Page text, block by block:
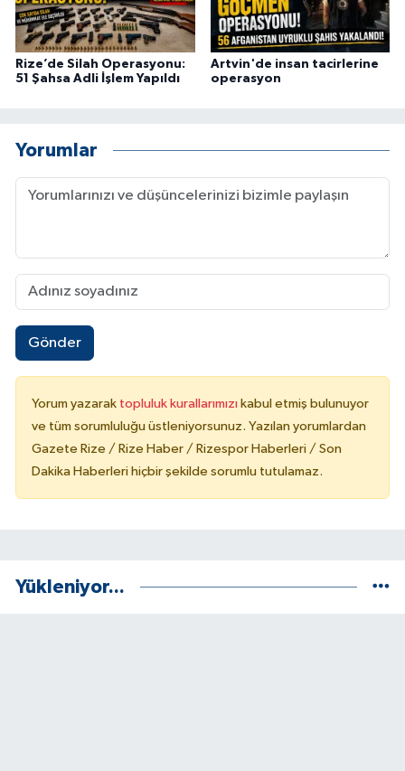
Rize’de Silah Operasyonu:
51 Şahsa Adli İşlem Yapıldı
Artvin'de insan tacirlerine
operasyon
Yorumlar
Gönder
Yorum yazarak topluluk kurallarımızı kabul etmiş bulunuyor
ve tüm sorumluluğu üstleniyorsunuz. Yazılan yorumlardan
Gazete Rize / Rize Haber / Rizespor Haberleri / Son
Dakika Haberleri hiçbir şekilde sorumlu tutulamaz.
Yükleniyor...
YAŞAM
YEREL